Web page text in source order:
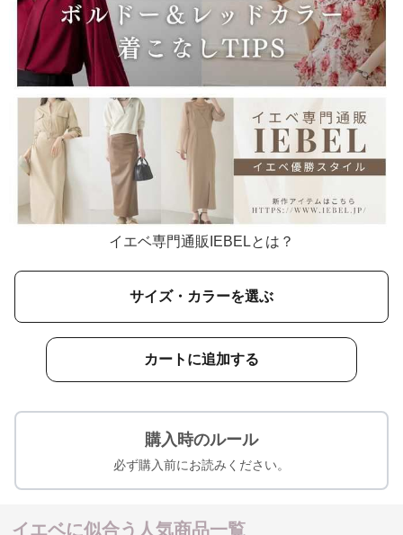
イエベ専門通販IEBELとは？
サイズ・カラーを選ぶ
カートに追加する
購入時のルール
必ず購入前にお読みください。
イエベに似合う人気商品一覧